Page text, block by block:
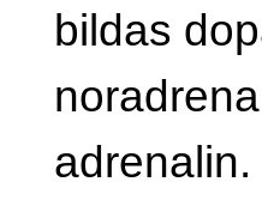
bildas